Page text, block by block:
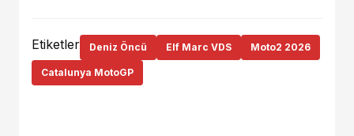
Etiketler Deniz Öncü Elf Marc VDS Moto2 2026
Catalunya MotoGP